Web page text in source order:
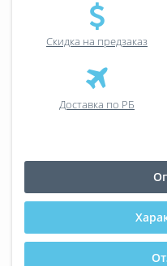
Скидка на предзаказ
Доставка по РБ